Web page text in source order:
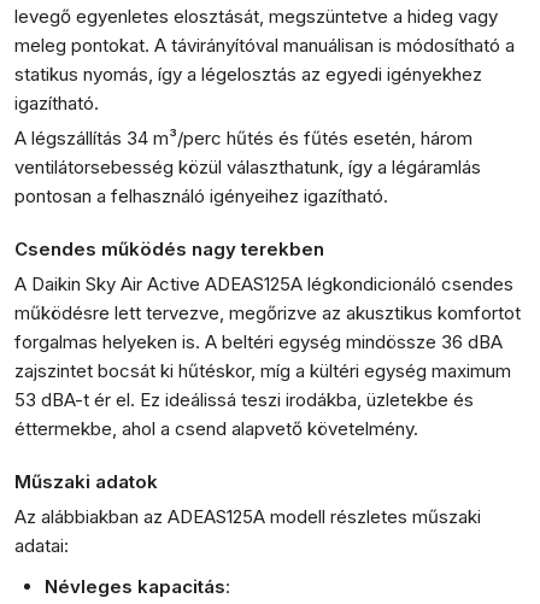
levegő egyenletes elosztását, megszüntetve a hideg vagy
meleg pontokat. A távirányítóval manuálisan is módosítható a
statikus nyomás, így a légelosztás az egyedi igényekhez
igazítható.
A légszállítás 34 m³/perc hűtés és fűtés esetén, három
ventilátorsebesség közül választhatunk, így a légáramlás
pontosan a felhasználó igényeihez igazítható.
Csendes működés nagy terekben
A Daikin Sky Air Active ADEAS125A légkondicionáló csendes
működésre lett tervezve, megőrizve az akusztikus komfortot
forgalmas helyeken is. A beltéri egység mindössze 36 dBA
zajszintet bocsát ki hűtéskor, míg a kültéri egység maximum
53 dBA-t ér el. Ez ideálissá teszi irodákba, üzletekbe és
éttermekbe, ahol a csend alapvető követelmény.
Műszaki adatok
Az alábbiakban az ADEAS125A modell részletes műszaki
adatai:
Névleges kapacitás: